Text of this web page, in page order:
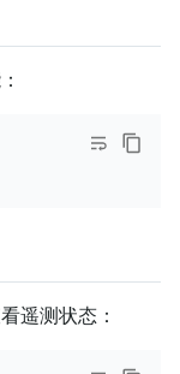
遥测状态：